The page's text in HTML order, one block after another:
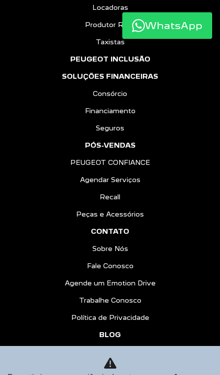
Locadoras
Produtor Rural
Taxistas
PEUGEOT INCLUSÃO
SOLUÇÕES FINANCEIRAS
Consórcio
Financiamento
Seguros
PÓS-VENDAS
PEUGEOT CONFIANCE
Agendar Serviços
Recall
Peças e Acessórios
CONTATO
Sobre Nós
Fale Conosco
Agende um Emotion Drive
Trabalhe Conosco
Política de Privacidade
BLOG
AGENDE UM TEST DRIVE
WhatsApp